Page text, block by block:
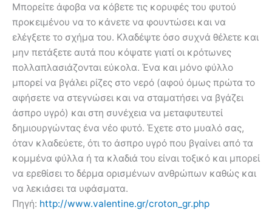
Μπορείτε άφοβα να κόβετε τις κορυφές του φυτού
προκειμένου να το κάνετε να φουντώσει και να
ελέγξετε το σχήμα του. Κλαδέψτε όσο συχνά θέλετε και
μην πετάξετε αυτά που κόψατε γιατί οι κρότωνες
πολλαπλασιάζονται εύκολα. Ένα και μόνο φύλλο
μπορεί να βγάλει ρίζες στο νερό (αφού όμως πρώτα το
αφήσετε να στεγνώσει και να σταματήσει να βγάζει
άσπρο υγρό) και στη συνέχεια να μεταφυτευτεί
δημιουργώντας ένα νέο φυτό. Έχετε στο μυαλό σας,
όταν κλαδεύετε, ότι το άσπρο υγρό που βγαίνει από τα
κομμένα φύλλα ή τα κλαδιά του είναι τοξικό και μπορεί
να ερεθίσει το δέρμα ορισμένων ανθρώπων καθώς και
να λεκιάσει τα υφάσματα.
Πηγή: http://www.valentine.gr/croton_gr.php